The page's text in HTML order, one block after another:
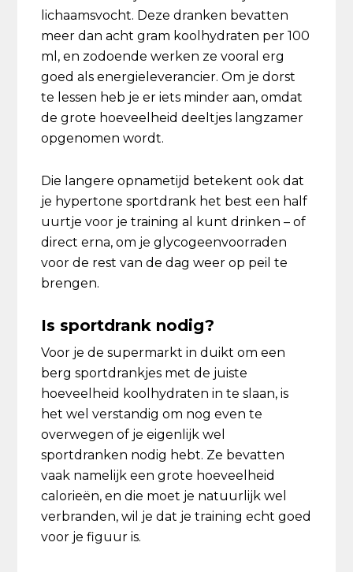
lichaamsvocht. Deze dranken bevatten
meer dan acht gram koolhydraten per 100
ml, en zodoende werken ze vooral erg
goed als energieleverancier. Om je dorst
te lessen heb je er iets minder aan, omdat
de grote hoeveelheid deeltjes langzamer
opgenomen wordt.
Die langere opnametijd betekent ook dat
je hypertone sportdrank het best een half
uurtje voor je training al kunt drinken – of
direct erna, om je glycogeenvoorraden
voor de rest van de dag weer op peil te
brengen.
Is sportdrank nodig?
Voor je de supermarkt in duikt om een
berg sportdrankjes met de juiste
hoeveelheid koolhydraten in te slaan, is
het wel verstandig om nog even te
overwegen of je eigenlijk wel
sportdranken nodig hebt. Ze bevatten
vaak namelijk een grote hoeveelheid
calorieën, en die moet je natuurlijk wel
verbranden, wil je dat je training echt goed
voor je figuur is.